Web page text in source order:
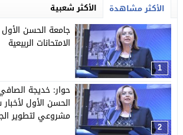
الأكثر مشاهدة الأكثر شعبية
1
جامعة الحسن
الامتحانات الربيعية
2
حوار: خديجة
الحسن الأول
مشروعي لتطوير